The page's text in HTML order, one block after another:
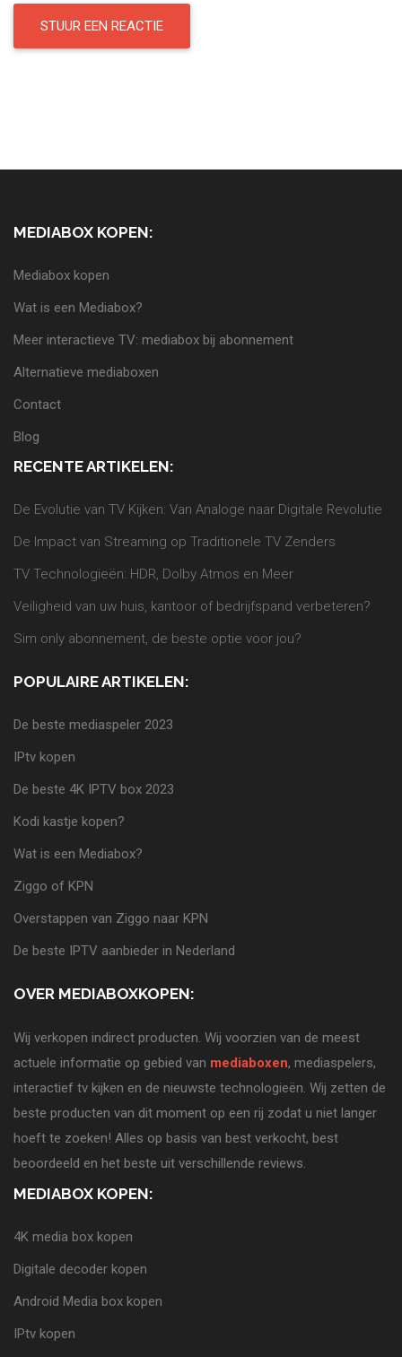
MEDIABOX KOPEN:
Mediabox kopen
Wat is een Mediabox?
Meer interactieve TV: mediabox bij abonnement
Alternatieve mediaboxen
Contact
Blog
RECENTE ARTIKELEN:
De Evolutie van TV Kijken: Van Analoge naar Digitale Revolutie
De Impact van Streaming op Traditionele TV Zenders
TV Technologieën: HDR, Dolby Atmos en Meer
Veiligheid van uw huis, kantoor of bedrijfspand verbeteren?
Sim only abonnement, de beste optie voor jou?
POPULAIRE ARTIKELEN:
De beste mediaspeler 2023
IPtv kopen
De beste 4K IPTV box 2023
Kodi kastje kopen?
Wat is een Mediabox?
Ziggo of KPN
Overstappen van Ziggo naar KPN
De beste IPTV aanbieder in Nederland
OVER MEDIABOXKOPEN:
Wij verkopen indirect producten. Wij voorzien van de meest
actuele informatie op gebied van mediaboxen, mediaspelers,
interactief tv kijken en de nieuwste technologieën. Wij zetten de
beste producten van dit moment op een rij zodat u niet langer
hoeft te zoeken! Alles op basis van best verkocht, best
beoordeeld en het beste uit verschillende reviews.
MEDIABOX KOPEN:
4K media box kopen
Digitale decoder kopen
Android Media box kopen
IPtv kopen